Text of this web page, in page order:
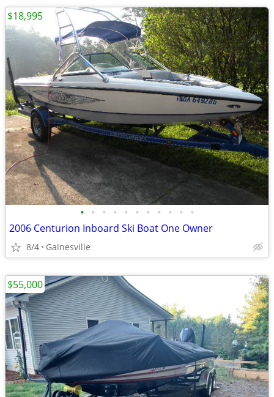
• • • • • • • • • • •
2006 Centurion Inboard Ski Boat One Owner
8/4 Gainesville
$18,995
$55,000